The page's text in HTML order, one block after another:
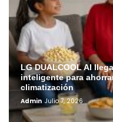
LG DUALCOOL AI
inteligente para
climatización
Admin Julio 7, 2026